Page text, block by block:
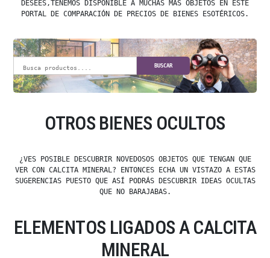
DESEES,TENEMOS DISPONIBLE A MUCHAS MÁS OBJETOS EN ESTE
PORTAL DE COMPARACIÓN DE PRECIOS DE BIENES ESOTÉRICOS.
BUSCAR
OTROS BIENES OCULTOS
¿VES POSIBLE DESCUBRIR NOVEDOSOS OBJETOS QUE TENGAN QUE
VER CON CALCITA MINERAL? ENTONCES ECHA UN VISTAZO A ESTAS
SUGERENCIAS PUESTO QUE ASÍ PODRÁS DESCUBRIR IDEAS OCULTAS
QUE NO BARAJABAS.
ELEMENTOS LIGADOS A CALCITA
MINERAL